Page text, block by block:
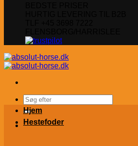
Søg
efter:
Hjem
Hestefoder